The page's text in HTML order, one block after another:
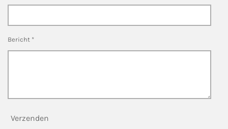
Bericht *
Verzenden